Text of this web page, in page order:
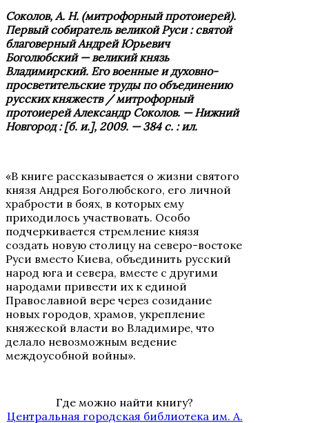
Соколов, А. Н. (митрофорный протоиерей).
Первый собиратель великой Руси : святой
благоверный Андрей Юрьевич
Боголюбский — великий князь
Владимирский. Его военные и духовно-
просветительские труды по объединению
русских княжеств / митрофорный
протоиерей Александр Соколов. — Нижний
Новгород : [б. и.], 2009. — 384 с. : ил.
«В книге рассказывается о жизни святого
князя Андрея Боголюбского, его личной
храбрости в боях, в которых ему
приходилось участвовать. Особо
подчеркивается стремление князя
создать новую столицу на северо-востоке
Руси вместо Киева, объединить русский
народ юга и севера, вместе с другими
народами привести их к единой
Православной вере через созидание
новых городов, храмов, укрепление
княжеской власти во Владимире, что
делало невозможным ведение
междоусобной войны».
Где можно найти книгу?
Центральная городская библиотека им. А.